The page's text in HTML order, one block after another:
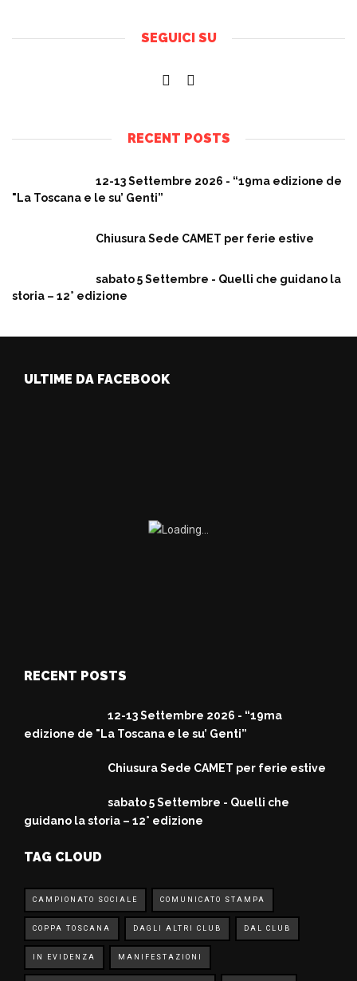
SEGUICI SU
RECENT POSTS
12-13 Settembre 2026 - “19ma edizione de
"La Toscana e le su’ Genti”
Chiusura Sede CAMET per ferie estive
sabato 5 Settembre - Quelli che guidano la
storia – 12° edizione
ULTIME DA FACEBOOK
RECENT POSTS
12-13 Settembre 2026 - “19ma
edizione de "La Toscana e le su’ Genti”
Chiusura Sede CAMET per ferie estive
sabato 5 Settembre - Quelli che
guidano la storia – 12° edizione
TAG CLOUD
CAMPIONATO SOCIALE COMUNICATO STAMPA
COPPA TOSCANA DAGLI ALTRI CLUB DAL CLUB
IN EVIDENZA MANIFESTAZIONI